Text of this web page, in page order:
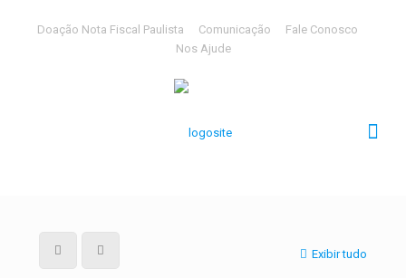
Doação Nota Fiscal Paulista Comunicação
Fale Conosco
Nos Ajude
Exibir tudo